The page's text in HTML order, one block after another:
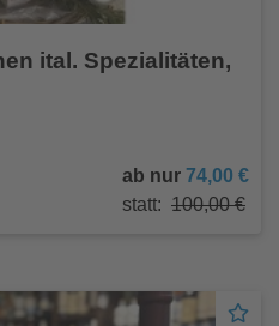
ital. Spezialitäten,
ab nur 74,00 €
statt: 100,00 €